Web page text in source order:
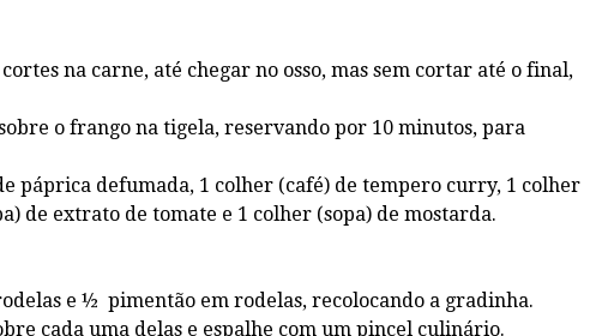
na carne, até chegar no osso, mas sem cortar até o final,
o frango na tigela, reservando por 10 minutos, para
páprica defumada, 1 colher (café) de tempero curry, 1 colher
de extrato de tomate e 1 colher (sopa) de mostarda.
e ½ pimentão em rodelas, recolocando a gradinha.
cada uma delas e espalhe com um pincel culinário.